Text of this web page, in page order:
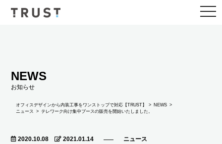
NEWS
お知らせ
オフィスデザインから内装工事をワンストップで対応【TRUST】
NEWS
ニュース
テレワーク向け集中ブースの販売を開始いたしました。
2020.10.08 2021.01.14 ニュース